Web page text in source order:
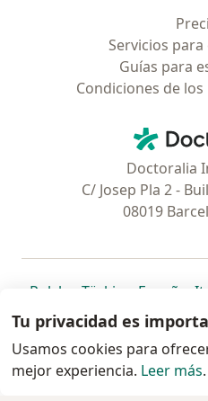
Servicios
Guías para
Condiciones de
Doctoralia
C/ Josep Pla 2 -
08019
Polska se abre en una
Türkiye se abre
España
Portugal
se abre en una
México seChile
www.doctoralia.pe ©
Tu privacidad es
Usamos cookies para
mejor experiencia. Leer más.